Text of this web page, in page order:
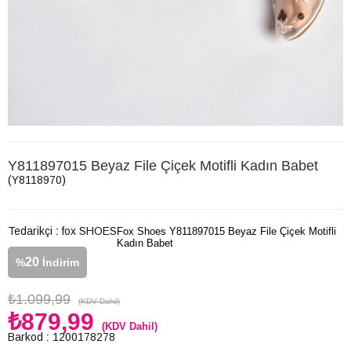
Y811897015 Beyaz File Çiçek Motifli Kadın Babet
(Y8118970)
Tedarikçi : fox SHOES
%20 İndirim
₺1.099,99 (KDV Dahil)
₺879,99 (KDV Dahil)
Barkod : 1200178278
Fox Shoes Y811897015 Beyaz File Çiçek Motifli
Kadın Babet